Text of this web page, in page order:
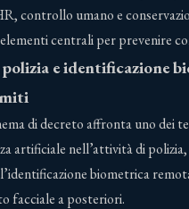
controllo umano e
centrali per prevenire
e identificazione
di decreto affronta uno dei
artificiale nell’attività di
biometrica
facciale a posteriori.